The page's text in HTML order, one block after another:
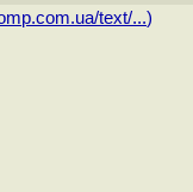
text/...)